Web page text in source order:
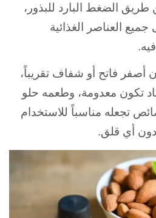
الضغط البارد للبذور،
العناصر الغذائية
أصفر فاتح أو شفاف تقريباً،
تكون معدومة، وطعمه حلو
تجعله مناسباً للاستخدام
أي قلق.